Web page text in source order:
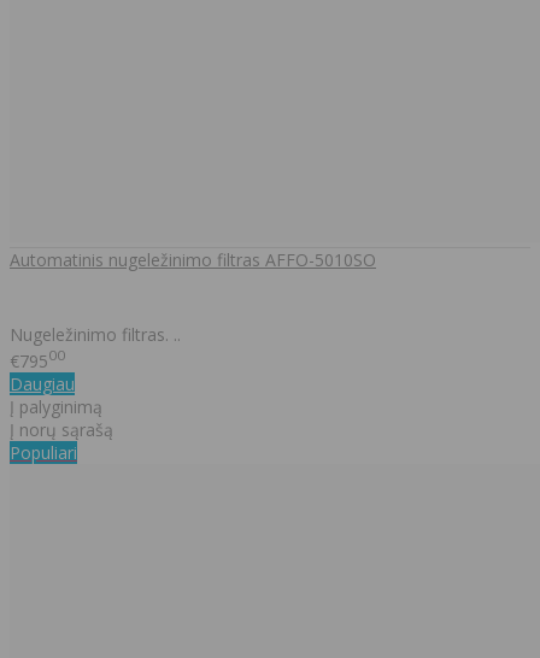
Automatinis nugeležinimo filtras AFFO-5010SO
Nugeležinimo filtras. ..
€79500
Daugiau
Į palyginimą
Į norų sąrašą
Populiari